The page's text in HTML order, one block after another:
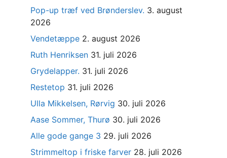
Pop-up træf ved Brønderslev. 3. august
2026
Vendetæppe 2. august 2026
Ruth Henriksen 31. juli 2026
Grydelapper. 31. juli 2026
Restetop 31. juli 2026
Ulla Mikkelsen, Rørvig 30. juli 2026
Aase Sommer, Thurø 30. juli 2026
Alle gode gange 3 29. juli 2026
Strimmeltop i friske farver 28. juli 2026